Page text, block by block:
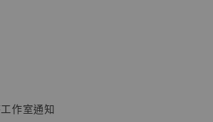
】海賊王 系列蒐藏雕像 布魯克達
作室通知